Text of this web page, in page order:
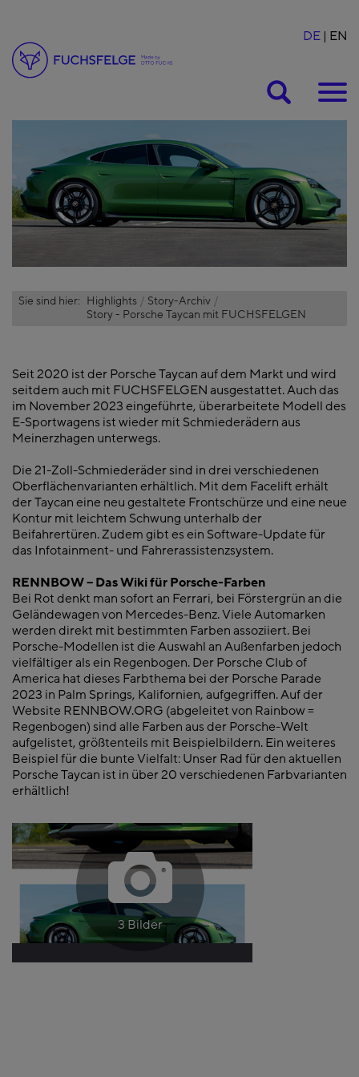
DE EN
Sie sind hier: Highlights
Story-Archiv
Story - Porsche Taycan mit FUCHSFELGEN
Seit 2020 ist der Porsche Taycan auf dem Markt und wird
seitdem auch mit FUCHSFELGEN ausgestattet. Auch das
im November 2023 eingeführte, überarbeitete Modell des
E-Sportwagens ist wieder mit Schmiederädern aus
Meinerzhagen unterwegs.
Die 21-Zoll-Schmiederäder sind in drei verschiedenen
Oberflächenvarianten erhältlich. Mit dem Facelift erhält
der Taycan eine neu gestaltete Frontschürze und eine neue
Kontur mit leichtem Schwung unterhalb der
Beifahrertüren. Zudem gibt es ein Software-Update für
das Infotainment- und Fahrerassistenzsystem.
RENNBOW – Das Wiki für Porsche-Farben
Bei Rot denkt man sofort an Ferrari, bei Förstergrün an die
Geländewagen von Mercedes-Benz. Viele Automarken
werden direkt mit bestimmten Farben assoziiert. Bei
Porsche-Modellen ist die Auswahl an Außenfarben jedoch
vielfältiger als ein Regenbogen. Der Porsche Club of
America hat dieses Farbthema bei der Porsche Parade
2023 in Palm Springs, Kalifornien, aufgegriffen. Auf der
Website RENNBOW.ORG (abgeleitet von Rainbow =
Regenbogen) sind alle Farben aus der Porsche-Welt
aufgelistet, größtenteils mit Beispielbildern. Ein weiteres
Beispiel für die bunte Vielfalt: Unser Rad für den aktuellen
Porsche Taycan ist in über 20 verschiedenen Farbvarianten
erhältlich!
3 Bilder